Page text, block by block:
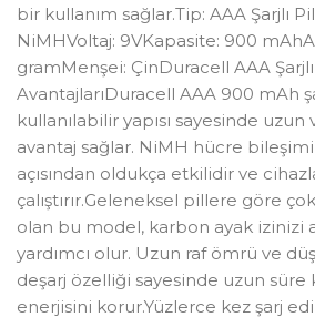
bir kullanım sağlar.Tip: AAA Şarjlı
NiMHVoltaj: 9VKapasite: 900
gramMenşei: ÇinDuracell AAA
AvantajlarıDuracell AAA 900 mAh
kullanılabilir yapısı sayesinde
avantaj sağlar. NiMH hücre
açısından oldukça etkilidir ve
çalıştırır.Geleneksel pillere göre
olan bu model, karbon ayak izinizi
yardımcı olur. Uzun raf ömrü ve
deşarj özelliği sayesinde uzun süre
enerjisini korur.Yüzlerce kez şarj